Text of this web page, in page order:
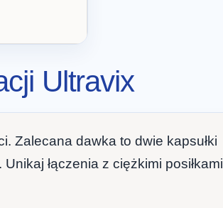
Ultravix
Zalecana dawka to dwie kapsułki
łączenia z ciężkimi posiłkami